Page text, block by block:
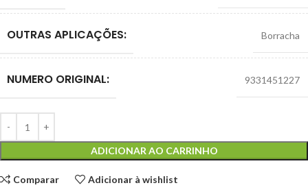
OUTRAS APLICAÇÕES: Borracha
NUMERO ORIGINAL: 9331451227
ADICIONAR AO CARRINHO
Comparar Adicionar à wishlist